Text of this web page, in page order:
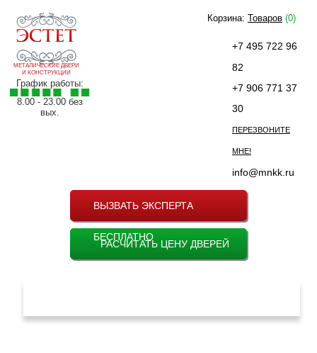
МЕТАЛИЧЕСКИЕ ДВЕРИ
И КОНСТРУКЦИИ
График работы:
8.00 - 23.00 без
вых.
+7 495 722 96
82
+7 906 771 37
30
ПЕРЕЗВОНИТЕ
МНЕ!
info@mnkk.ru
ВЫЗВАТЬ ЭКСПЕРТА
БЕСПЛАТНО
РАСЧИТАТЬ ЦЕНУ ДВЕРЕЙ
Корзина: Товаров (0)